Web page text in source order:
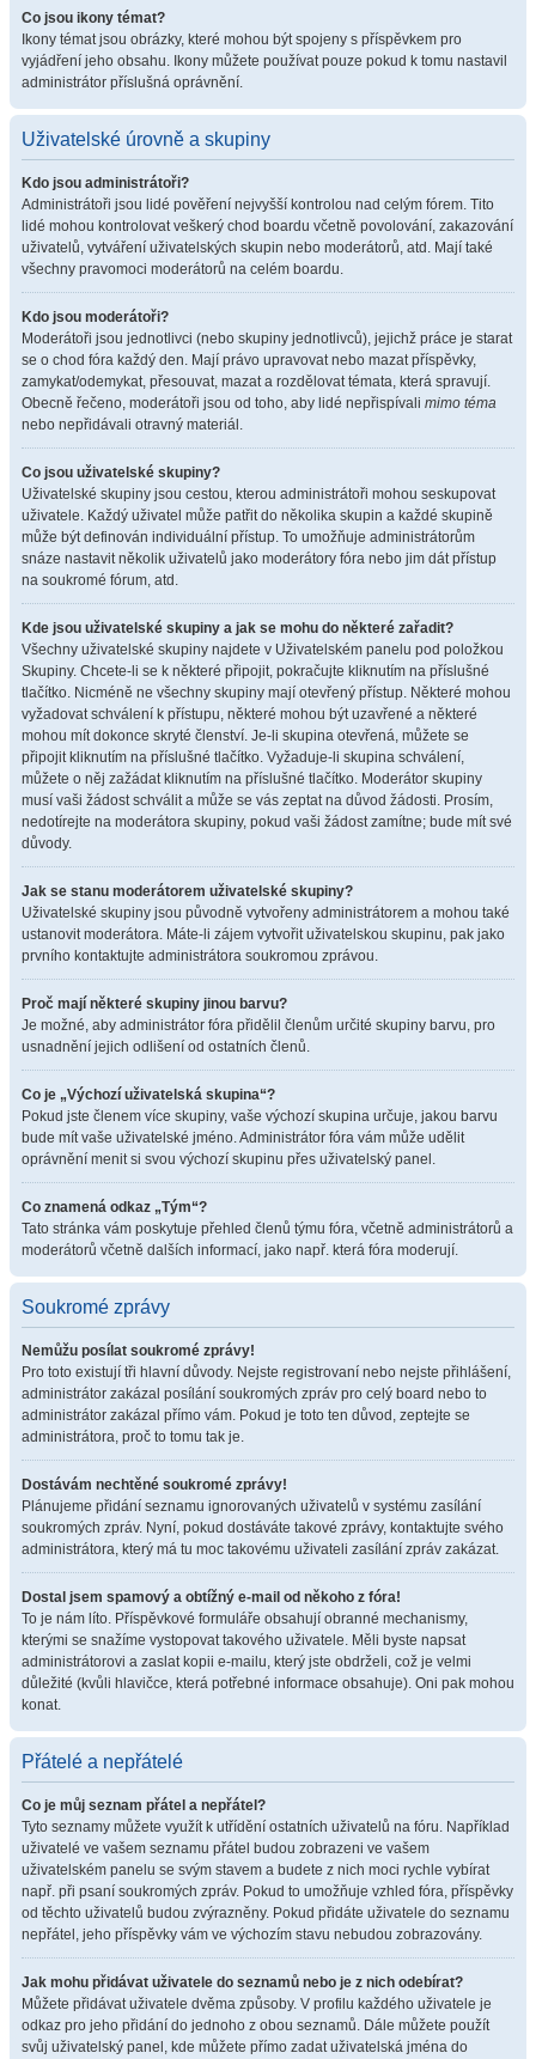
Co jsou ikony témat?
Ikony témat jsou obrázky, které mohou být spojeny s příspěvkem pro
vyjádření jeho obsahu. Ikony můžete používat pouze pokud k tomu nastavil
administrátor příslušná oprávnění.
Uživatelské úrovně a skupiny
Kdo jsou administrátoři?
Administrátoři jsou lidé pověření nejvyšší kontrolou nad celým fórem. Tito
lidé mohou kontrolovat veškerý chod boardu včetně povolování, zakazování
uživatelů, vytváření uživatelských skupin nebo moderátorů, atd. Mají také
všechny pravomoci moderátorů na celém boardu.
Kdo jsou moderátoři?
Moderátoři jsou jednotlivci (nebo skupiny jednotlivců), jejichž práce je starat
se o chod fóra každý den. Mají právo upravovat nebo mazat příspěvky,
zamykat/odemykat, přesouvat, mazat a rozdělovat témata, která spravují.
Obecně řečeno, moderátoři jsou od toho, aby lidé nepřispívali mimo téma
nebo nepřidávali otravný materiál.
Co jsou uživatelské skupiny?
Uživatelské skupiny jsou cestou, kterou administrátoři mohou seskupovat
uživatele. Každý uživatel může patřit do několika skupin a každé skupině
může být definován individuální přístup. To umožňuje administrátorům
snáze nastavit několik uživatelů jako moderátory fóra nebo jim dát přístup
na soukromé fórum, atd.
Kde jsou uživatelské skupiny a jak se mohu do některé zařadit?
Všechny uživatelské skupiny najdete v Uživatelském panelu pod položkou
Skupiny. Chcete-li se k některé připojit, pokračujte kliknutím na příslušné
tlačítko. Nicméně ne všechny skupiny mají otevřený přístup. Některé mohou
vyžadovat schválení k přístupu, některé mohou být uzavřené a některé
mohou mít dokonce skryté členství. Je-li skupina otevřená, můžete se
připojit kliknutím na příslušné tlačítko. Vyžaduje-li skupina schválení,
můžete o něj zažádat kliknutím na příslušné tlačítko. Moderátor skupiny
musí vaši žádost schválit a může se vás zeptat na důvod žádosti. Prosím,
nedotírejte na moderátora skupiny, pokud vaši žádost zamítne; bude mít své
důvody.
Jak se stanu moderátorem uživatelské skupiny?
Uživatelské skupiny jsou původně vytvořeny administrátorem a mohou také
ustanovit moderátora. Máte-li zájem vytvořit uživatelskou skupinu, pak jako
prvního kontaktujte administrátora soukromou zprávou.
Proč mají některé skupiny jinou barvu?
Je možné, aby administrátor fóra přidělil členům určité skupiny barvu, pro
usnadnění jejich odlišení od ostatních členů.
Co je „Výchozí uživatelská skupina“?
Pokud jste členem více skupiny, vaše výchozí skupina určuje, jakou barvu
bude mít vaše uživatelské jméno. Administrátor fóra vám může udělit
oprávnění menit si svou výchozí skupinu přes uživatelský panel.
Co znamená odkaz „Tým“?
Tato stránka vám poskytuje přehled členů týmu fóra, včetně administrátorů a
moderátorů včetně dalších informací, jako např. která fóra moderují.
Soukromé zprávy
Nemůžu posílat soukromé zprávy!
Pro toto existují tři hlavní důvody. Nejste registrovaní nebo nejste přihlášení,
administrátor zakázal posílání soukromých zpráv pro celý board nebo to
administrátor zakázal přímo vám. Pokud je toto ten důvod, zeptejte se
administrátora, proč to tomu tak je.
Dostávám nechtěné soukromé zprávy!
Plánujeme přidání seznamu ignorovaných uživatelů v systému zasílání
soukromých zpráv. Nyní, pokud dostáváte takové zprávy, kontaktujte svého
administrátora, který má tu moc takovému uživateli zasílání zpráv zakázat.
Dostal jsem spamový a obtížný e-mail od někoho z fóra!
To je nám líto. Příspěvkové formuláře obsahují obranné mechanismy,
kterými se snažíme vystopovat takového uživatele. Měli byste napsat
administrátorovi a zaslat kopii e-mailu, který jste obdrželi, což je velmi
důležité (kvůli hlavičce, která potřebné informace obsahuje). Oni pak mohou
konat.
Přátelé a nepřátelé
Co je můj seznam přátel a nepřátel?
Tyto seznamy můžete využít k utřídění ostatních uživatelů na fóru. Například
uživatelé ve vašem seznamu přátel budou zobrazeni ve vašem
uživatelském panelu se svým stavem a budete z nich moci rychle vybírat
např. při psaní soukromých zpráv. Pokud to umožňuje vzhled fóra, příspěvky
od těchto uživatelů budou zvýrazněny. Pokud přidáte uživatele do seznamu
nepřátel, jeho příspěvky vám ve výchozím stavu nebudou zobrazovány.
Jak mohu přidávat uživatele do seznamů nebo je z nich odebírat?
Můžete přidávat uživatele dvěma způsoby. V profilu každého uživatele je
odkaz pro jeho přidání do jednoho z obou seznamů. Dále můžete použít
svůj uživatelský panel, kde můžete přímo zadat uživatelská jména do